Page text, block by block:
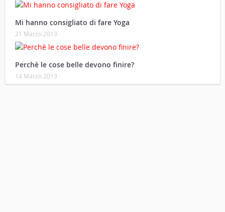
Mi hanno consigliato di fare Yoga
21 Marzo 2013
Perchè le cose belle devono finire?
14 Marzo 2013